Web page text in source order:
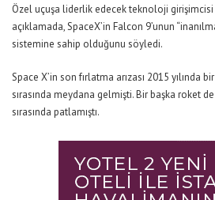
Özel uçuşa liderlik edecek teknoloji girişimcisi
açıklamada, SpaceX’in Falcon 9’unun
sistemine sahip olduğunu söyledi.
Space X’in son fırlatma arızası 2015 yılında
sırasında meydana gelmişti. Bir başka roket
sırasında patlamıştı.